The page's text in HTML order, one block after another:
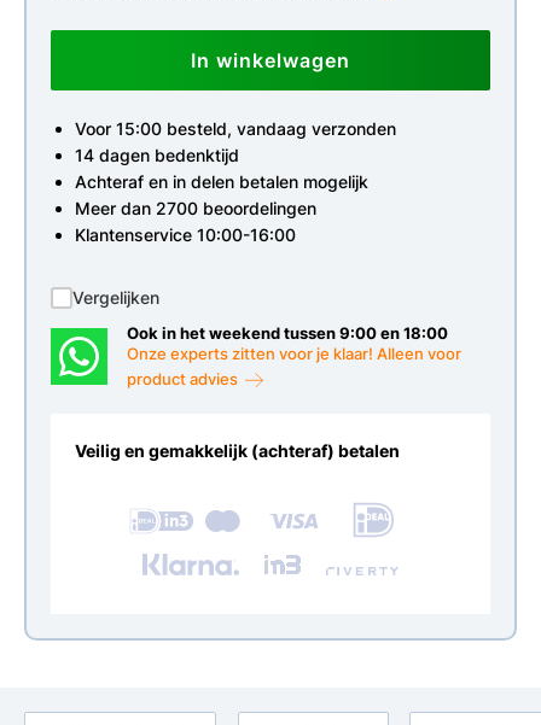
In winkelwagen
Voor 15:00 besteld, vandaag verzonden
14 dagen bedenktijd
Achteraf en in delen betalen mogelijk
Meer dan 2700 beoordelingen
Klantenservice 10:00-16:00
Vergelijken
Ook in het weekend tussen 9:00 en 18:00
Onze experts zitten voor je klaar! Alleen voor
product advies
Veilig en gemakkelijk (achteraf) betalen